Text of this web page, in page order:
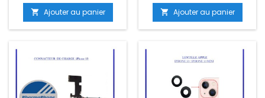
 Ajouter au panier  Ajouter au panier